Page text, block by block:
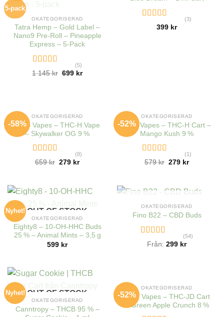
5-pack
OKATEGORISERAD
Tatra Hemp – Gold Label –
Nano9 Pre-Roll – Pineapple
Express – 5-Pack
Rated4.80
(5)
1 145kr 699 kr
Rated4.33
(3)
399 kr
-58%
OUT OF STOCK
OKATEGORISERAD
Hero Vapes – THC-H Vape
– Skywalker OG 9 %
Rated
(8)
659kr 279 kr
-52%
OUT OF STOCK
OKATEGORISERAD
Hero Vapes – THC-H Cart –
Mango Kush 9 %
Rated5.00
(1)
579kr 279 kr
Nyhet! OUT OF STOCK
OKATEGORISERAD
Eighty8 – 10-OH-HHC Buds
25 % – Animal Mints – 3,5 g
599 kr
OUT OF STOCK
OKATEGORISERAD
Fino B22 – CBD Buds
Rated
(54)
Från: 299 kr
Nyhet! OUT OF STOCK
OKATEGORISERAD
Canntropy – THCB 95 % –
-52%
OUT OF STOCK
OKATEGORISERAD
Hero Vapes – THC-JD Cart
– Green Apple Crunch 8 %